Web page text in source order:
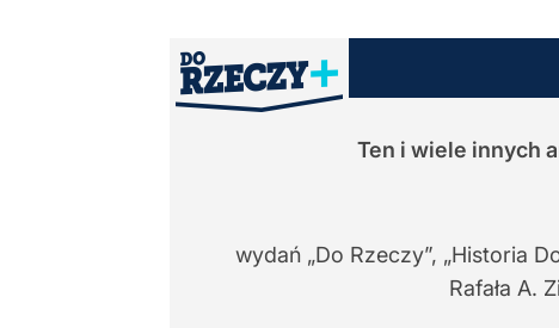
Ten i wiele innych
wydań „Do Rzeczy”, „Historia
Rafała A.